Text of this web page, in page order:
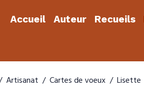
Accueil Auteur Recueils
Artisanat Cartes de voeux Lisette